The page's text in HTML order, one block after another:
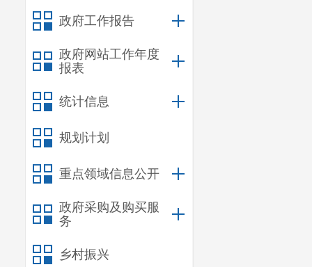
政府工作报告
政府网站工作年度
报表
统计信息
规划计划
重点领域信息公开
政府采购及购买服
务
乡村振兴